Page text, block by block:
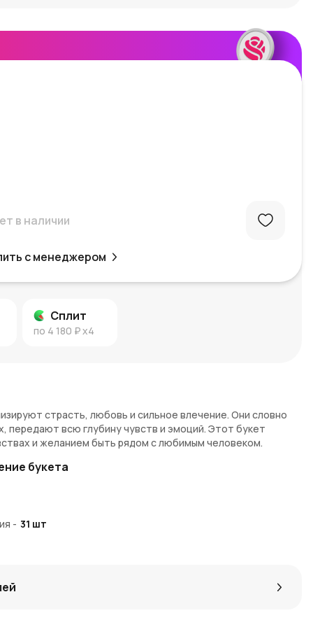
в наличии
с менеджером
Сплит
по 4 180 ₽x4
страсть, любовь и сильное влечение. Они словно
всю глубину чувств и эмоций. Этот букет
и желанием быть рядом с любимым человеком.
букета
мечтах. Такой букет подойдет для выражения
и главного признания в любви.
цвет, оригинальная форма лепестков, длительное
супругу, партнеру, близкому другу.
- 31 шт